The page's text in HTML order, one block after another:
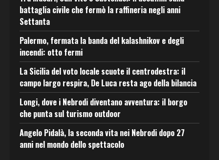
battaglia civile che fermò la raffineria negli anni
Settanta
Palermo, fermata la banda del kalashnikov e degli
incendi: otto fermi
La Sicilia del voto locale scuote il centrodestra: il
campo largo respira, De Luca resta ago della bilancia
Longi, dove i Nebrodi diventano avventura: il borgo
che punta sul turismo outdoor
Angelo Pidalà, la seconda vita nei Nebrodi dopo 27
anni nel mondo dello spettacolo